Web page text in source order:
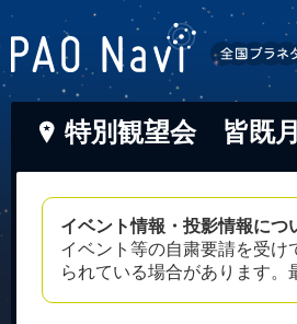
特別観望会 皆既
イベント情報・投影情報につ
イベント等の自粛要請を受
られている場合があります